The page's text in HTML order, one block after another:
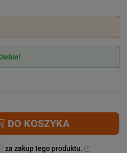
DO KOSZYKA
za zakup tego produktu.